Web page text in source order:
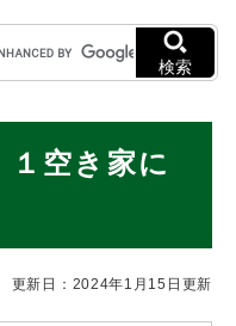
本文へ
検索
１空き家に
更新日：2024年1月15日更新